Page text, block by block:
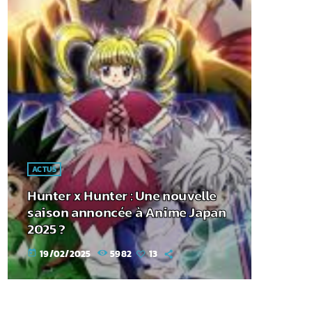
ACTUS
Hunter x Hunter : Une nouvelle
saison annoncée à Anime Japan
2025 ?
today 19/02/2025 5982 13